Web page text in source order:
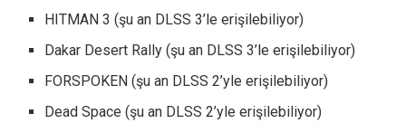
HITMAN 3 (şu an DLSS 3’le erişilebiliyor)
Dakar Desert Rally (şu an DLSS 3’le erişilebiliyor)
FORSPOKEN (şu an DLSS 2’yle erişilebiliyor)
Dead Space (şu an DLSS 2’yle erişilebiliyor)